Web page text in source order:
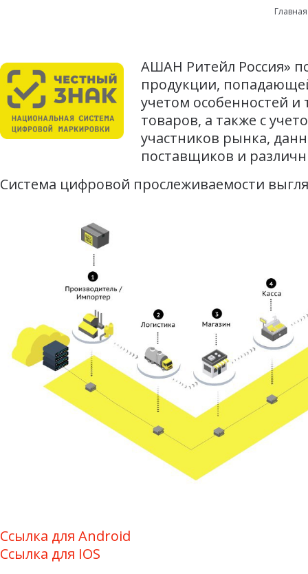
Главная
АШАН Ритейл Россия»
продукции,
учетом особенностей
товаров, а также с
участников рынка,
поставщиков и
Система цифровой прослеживаемости
Ссылка для Android
Ссылка для IOS